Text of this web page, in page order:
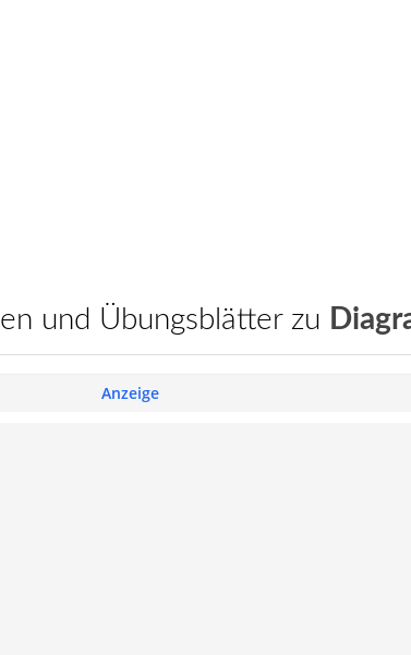
und Übungsblätter zu
Anzeige